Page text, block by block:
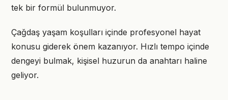
tek bir formül bulunmuyor.
Çağdaş yaşam koşulları içinde profesyonel hayat
konusu giderek önem kazanıyor. Hızlı tempo içinde
dengeyi bulmak, kişisel huzurun da anahtarı haline
geliyor.